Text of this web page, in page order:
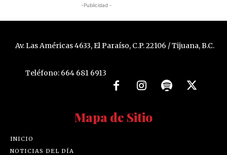
-Publicidad -
Av. Las Américas 4633, El Paraíso, C.P. 22106 / Tijuana, B.C.
Teléfono: 664 681 6913
Mapa de Sitio
INICIO
NOTICIAS DEL DÍA